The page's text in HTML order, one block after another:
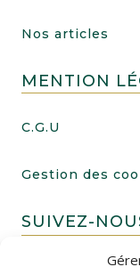
Nos articles
MENTION
C.G.U
Gestion des
SUIVEZ-